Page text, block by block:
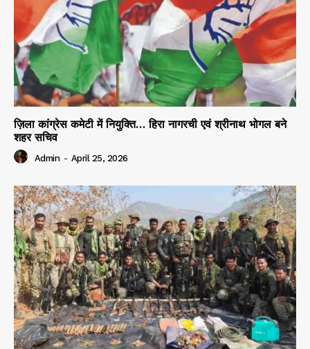
ज़िला कांग्रेस कमेटी में नियुक्ति… हिरा नागरची एवं श्रीनाथ भोगल बने
शहर सचिव
Admin - April 25, 2026